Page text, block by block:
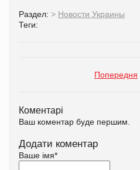
Раздел: > Новости Украины
Теги:
Попередня
Коментарі
Ваш коментар буде першим.
Додати коментар
Ваше імя*